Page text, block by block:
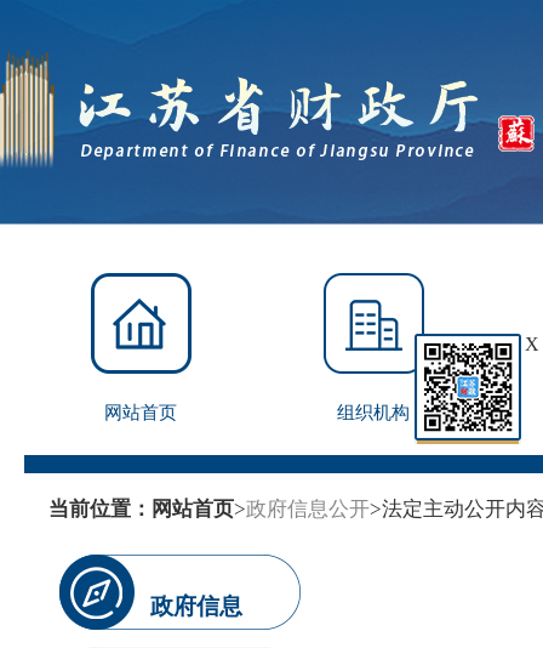
网站首页 组织机构
X
当前位置： 网站首页>政府信息公开>法定主动公开内
政府信息